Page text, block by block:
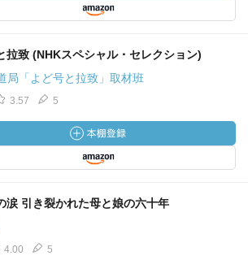
拉致 (NHKスペシャル・セレクション)
局「よど号と拉致」取材班
3.57 5
涙 引き裂かれた母と娘の六十年
4.00 5